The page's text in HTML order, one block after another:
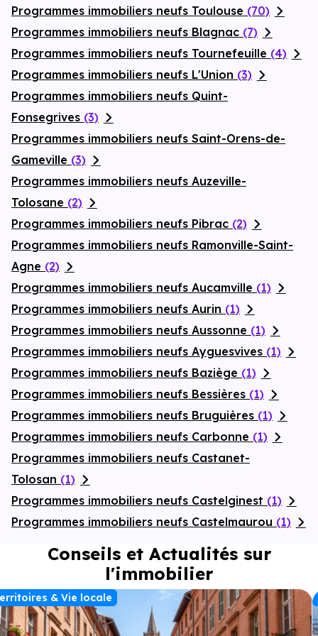
Programmes immobiliers neufs Toulouse (70)
Programmes immobiliers neufs Blagnac (7)
Programmes immobiliers neufs Tournefeuille (4)
Programmes immobiliers neufs L'Union (3)
Programmes immobiliers neufs Quint-
Fonsegrives (3)
Programmes immobiliers neufs Saint-Orens-de-
Gameville (3)
Programmes immobiliers neufs Auzeville-
Tolosane (2)
Programmes immobiliers neufs Pibrac (2)
Programmes immobiliers neufs Ramonville-Saint-
Agne (2)
Programmes immobiliers neufs Aucamville (1)
Programmes immobiliers neufs Aurin (1)
Programmes immobiliers neufs Aussonne (1)
Programmes immobiliers neufs Ayguesvives (1)
Programmes immobiliers neufs Baziège (1)
Programmes immobiliers neufs Bessières (1)
Programmes immobiliers neufs Bruguières (1)
Programmes immobiliers neufs Carbonne (1)
Programmes immobiliers neufs Castanet-
Tolosan (1)
Programmes immobiliers neufs Castelginest (1)
Programmes immobiliers neufs Castelmaurou (1)
Conseils et Actualités sur
l'immobilier
& Vie locale